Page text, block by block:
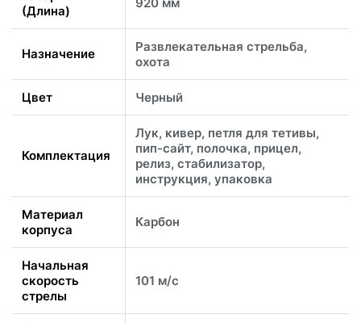
(Длина)
Назначение
Развлекательная стрельба,
охота
Цвет Черный
Комплектация
Лук, кивер, петля для тетивы,
пип-сайт, полочка, прицел,
релиз, стабилизатор,
инструкция, упаковка
Материал
корпуса
Карбон
Начальная
скорость
стрелы
101 м/с